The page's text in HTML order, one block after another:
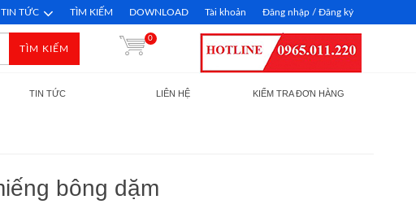
TIN TỨC TÌM KIẾM DOWNLOAD Tài khoản Đăng nhập / Đăng ký
TÌM KIẾM
0
TIN TỨC LIÊN HỆ KIỂM TRA ĐƠN HÀNG
bông dặm